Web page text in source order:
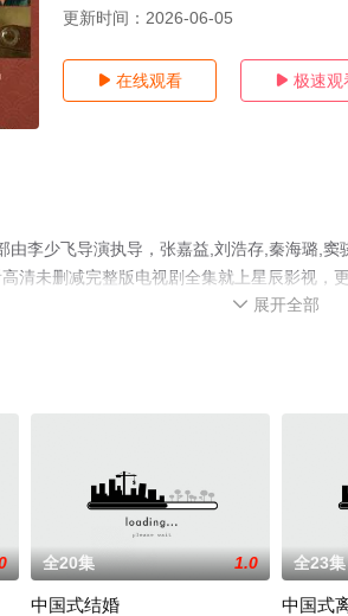
更新时间： 2026-06-05
 在线观看  极速观
由李少飞导演执导，张嘉益,刘浩存,秦海璐,
清未删减完整版电视剧全集就上星辰影视，
 展开全部
全20集 1.0
中国式结婚
全23集
中国式